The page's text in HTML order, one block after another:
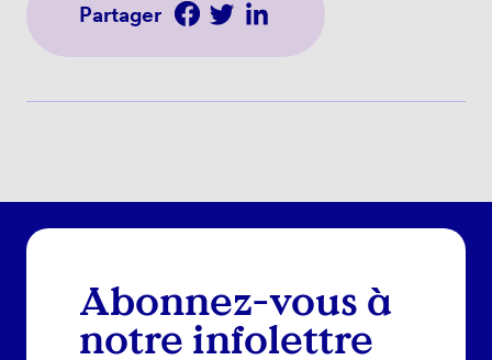
Partager
Abonnez-vous à
notre infolettre